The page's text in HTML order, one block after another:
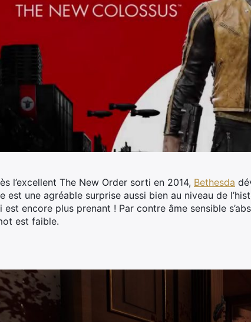
l’excellent The New Order sorti en 2014, Bethesda
est une agréable surprise aussi bien au niveau de
est encore plus prenant ! Par contre âme sensible
est faible.